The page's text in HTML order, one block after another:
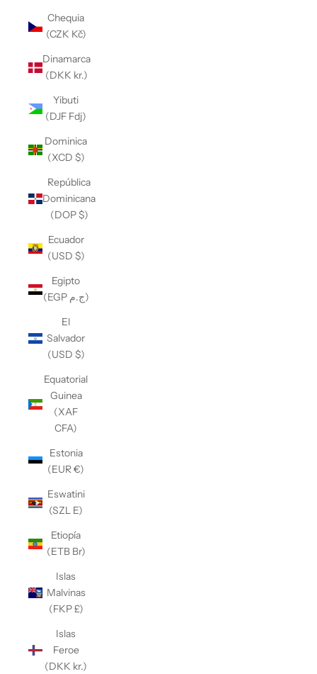
Chequia
(CZK Kč)
Dinamarca
(DKK kr.)
Yibuti
(DJF Fdj)
Dominica
(XCD $)
República
Dominicana
(DOP $)
Ecuador
(USD $)
Egipto
(EGP ج.م)
El
Salvador
(USD $)
Equatorial
Guinea
(XAF
CFA)
Estonia
(EUR €)
Eswatini
(SZL E)
Etiopía
(ETB Br)
Islas
Malvinas
(FKP £)
Islas
Feroe
(DKK kr.)